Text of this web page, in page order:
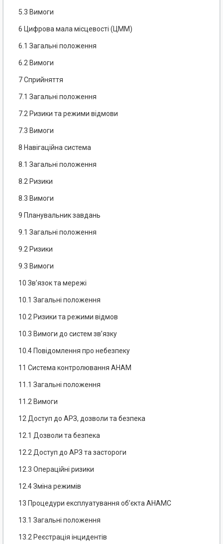
5.3 Вимоги
6 Цифрова мала місцевості (ЦММ)
6.1 Загальні положення
6.2 Вимоги
7 Сприйняття
7.1 Загальні положення
7.2 Ризики та режими відмови
7.3 Вимоги
8 Навігаційна система
8.1 Загальні положення
8.2 Ризики
8.3 Вимоги
9 Планувальник завдань
9.1 Загальні положення
9.2 Ризики
9.3 Вимоги
10 Зв’язок та мережі
10.1 Загальні положення
10.2 Ризики та режими відмов
10.3 Вимоги до систем зв’язку
10.4 Повідомлення про небезпеку
11 Система контролювання AHAM
11.1 Загальні положення
11.2 Вимоги
12 Доступ до АРЗ, дозволи та безпека
12.1 Дозволи та безпека
12.2 Доступ до АРЗ та застороги
12.3 Операційні ризики
12.4 Зміна режимів
13 Процедури експлуатування об’єкта АНАМС
13.1 Загальні положення
13.2 Реєстрація інцидентів